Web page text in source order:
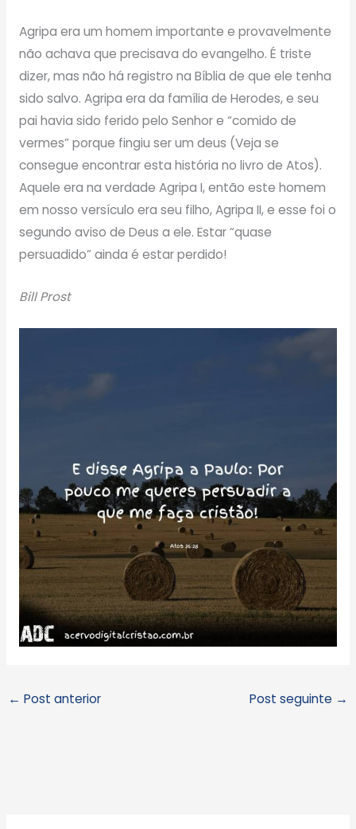
Agripa era um homem importante e provavelmente
não achava que precisava do evangelho. É triste
dizer, mas não há registro na Bíblia de que ele tenha
sido salvo. Agripa era da família de Herodes, e seu
pai havia sido ferido pelo Senhor e “comido de
vermes” porque fingiu ser um deus (Veja se
consegue encontrar esta história no livro de Atos).
Aquele era na verdade Agripa I, então este homem
em nosso versículo era seu filho, Agripa II, e esse foi o
segundo aviso de Deus a ele. Estar “quase
persuadido” ainda é estar perdido!
Bill Prost
← Post anterior Post seguinte →